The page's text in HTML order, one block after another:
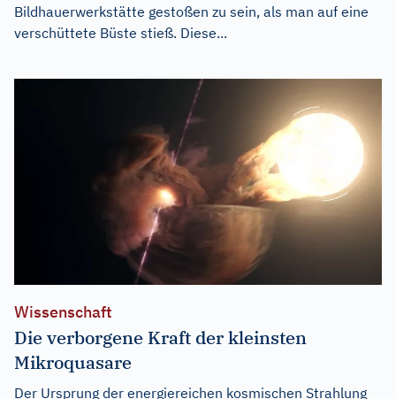
Bildhauerwerkstätte gestoßen zu sein, als man auf eine
verschüttete Büste stieß. Diese...
Wissenschaft
Die verborgene Kraft der kleinsten
Mikroquasare
Der Ursprung der energiereichen kosmischen Strahlung